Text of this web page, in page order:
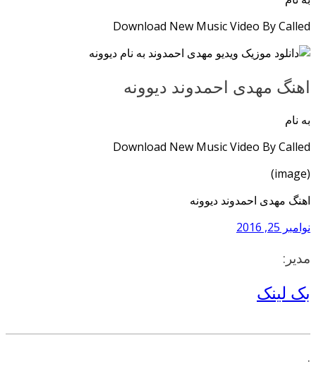
Download New Music Video By Called
اهنگ مهدی احمدوند دیوونه
به نام
Download New Music Video By Called
(image)
اهنگ مهدی احمدوند دیوونه
نوامبر 25, 2016
مدیر:
بک لینک
.